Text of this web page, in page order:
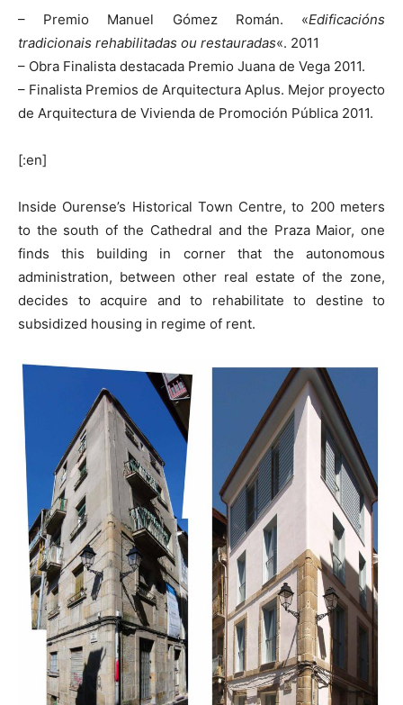
– Premio Manuel Gómez Román. «Edificacións
tradicionais rehabilitadas ou restauradas«. 2011
– Obra Finalista destacada Premio Juana de Vega 2011.
– Finalista Premios de Arquitectura Aplus. Mejor proyecto
de Arquitectura de Vivienda de Promoción Pública 2011.
[:en]
Inside Ourense’s Historical Town Centre, to 200 meters
to the south of the Cathedral and the Praza Maior, one
finds this building in corner that the autonomous
administration, between other real estate of the zone,
decides to acquire and to rehabilitate to destine to
subsidized housing in regime of rent.